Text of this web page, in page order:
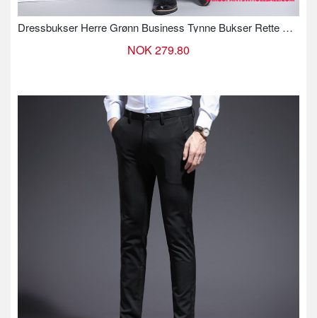
Dressbukser Herre Grønn Business Tynne Bukser Rette Bukser
NOK 279.80